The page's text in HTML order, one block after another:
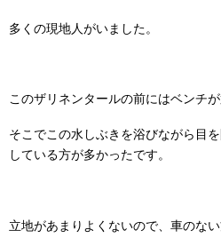
多くの現地人がいました。
このザリネンタールの前にはベンチが
そこでこの水しぶきを浴びながら目
している方が多かったです。
立地があまりよくないので、車のな